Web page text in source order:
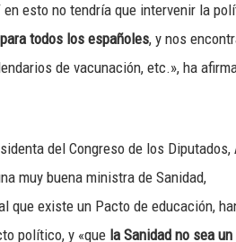
esto no tendría que intervenir la
todos los españoles, y nos
de vacunación, etc.», ha
del Congreso de los Diputados,
muy buena ministra de Sanidad,
que existe un Pacto de educación,
político, y «que la Sanidad no sea